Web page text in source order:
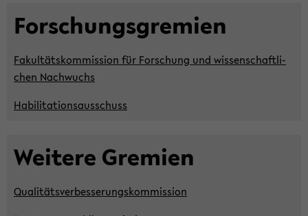
For­schungs­gre­mi­en
Fa­kul­täts­kom­mis­si­on für For­schung und wis­sen­schaft­li­
chen Nach­wuchs
Ha­bi­li­ta­ti­ons­aus­schuss
Wei­te­re Gre­mi­en
Qua­li­täts­ver­bes­se­rungs­kom­mis­si­on